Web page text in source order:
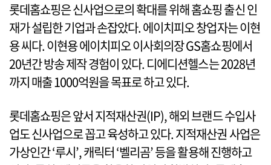
롯데홈쇼핑은 신사업으로의 확대를 위해 홈쇼핑 출신 인
재가 설립한 기업과 손잡았다. 에이치피오 창업자는 이현
용 씨다. 이현용 에이치피오 이사회의장 GS홈쇼핑에서
20년간 방송 제작 경험이 있다. 디에디션헬스는 2028년
까지 매출 1000억원을 목표로 하고 있다.
롯데홈쇼핑은 앞서 지적재산권(IP), 해외 브랜드 수입사
업도 신사업으로 꼽고 육성하고 있다. 지적재산권 사업은
가상인간 ‘루시’, 캐릭터 ‘벨리곰’ 등을 활용해 진행하고